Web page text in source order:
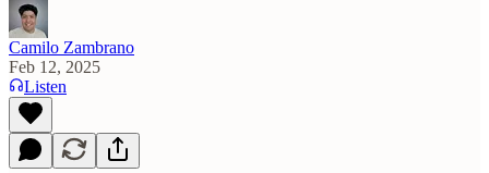
Camilo Zambrano
Feb 12, 2025
Listen